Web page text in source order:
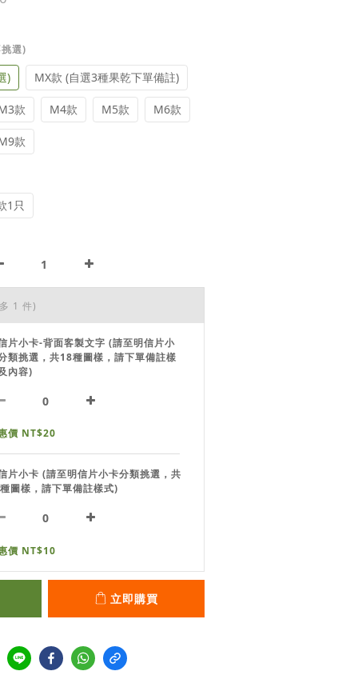
選)
) MX款 (自選3種果乾下單備註)
款 M4款 M5款 M6款
款
1只
1 件)
片小卡-背面客製文字 (請至明信片小
類挑選，共18種圖樣，請下單備註樣
內容)
價 NT$20
片小卡 (請至明信片小卡分類挑選，共
圖樣，請下單備註樣式)
價 NT$10
立即購買